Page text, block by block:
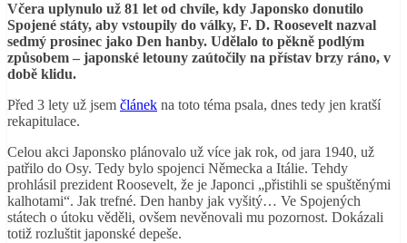
Včera uplynulo už 81 let od chvíle, kdy Japonsko donutilo
Spojené státy, aby vstoupily do války, F. D. Roosevelt nazval
sedmý prosinec jako Den hanby. Udělalo to pěkně podlým
způsobem – japonské letouny zaútočily na přístav brzy ráno, v
době klidu.
Před 3 lety už jsem článek na toto téma psala, dnes tedy jen kratší
rekapitulace.
Celou akci Japonsko plánovalo už více jak rok, od jara 1940, už
patřilo do Osy. Tedy bylo spojenci Německa a Itálie. Tehdy
prohlásil prezident Roosevelt, že je Japonci „přistihli se spuštěnými
kalhotami“. Jak trefné. Den hanby jak vyšitý… Ve Spojených
státech o útoku věděli, ovšem nevěnovali mu pozornost. Dokázali
totiž rozluštit japonské depeše.